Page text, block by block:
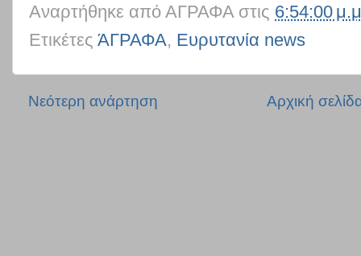
Αναρτήθηκε από ΑΓΡΑΦΑ στις 6:54:00
Ετικέτες ΆΓΡΑΦΑ, Ευρυτανία news
Νεότερη ανάρτηση Αρχική